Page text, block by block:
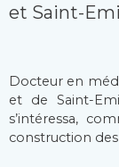
et Saint-
Docteur en
et de Saint-
s’intéressa,
construction